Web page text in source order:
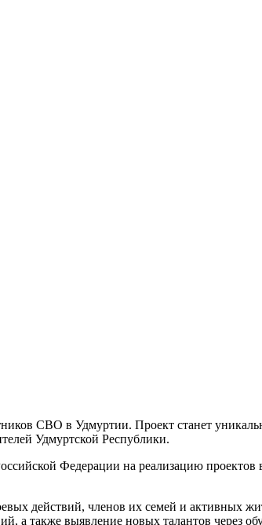
СВО в Удмуртии. Проект станет
Удмуртской Республики.
Федерации на реализацию проектов
действий, членов их семей и активных
а также выявление новых талантов через